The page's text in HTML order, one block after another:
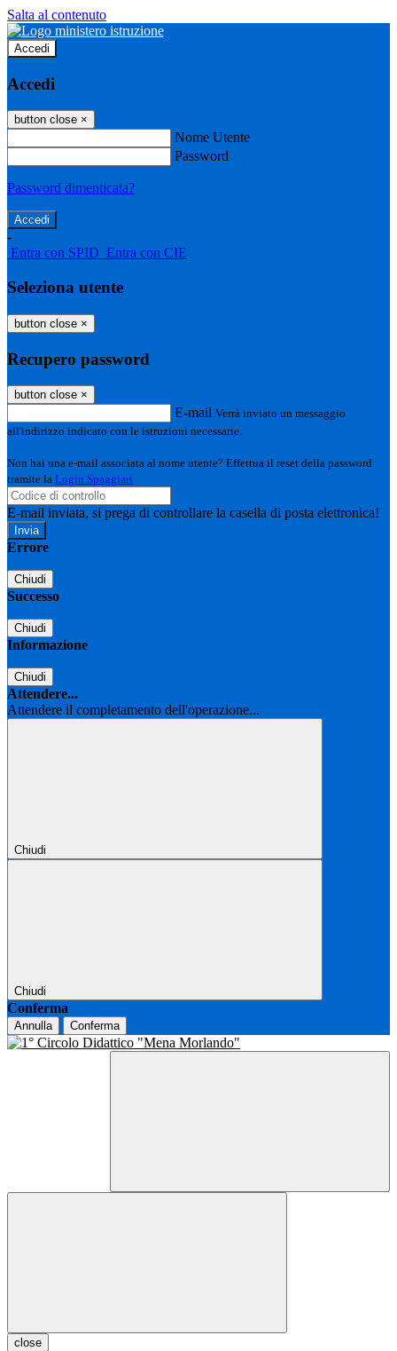
Salta al contenuto
Accedi
Accedi
button close ×
Nome Utente
Password
Password dimenticata?
-
Entra con SPID Entra con CIE
Seleziona utente
button close ×
Recupero password
button close ×
E-mail Verrà inviato un messaggio
all'indirizzo indicato con le istruzioni necessarie.
Non hai una e-mail associata al nome utente? Effettua il reset della password
tramite la Login Spaggiari
E-mail inviata, si prega di controllare la casella di posta elettronica!
Errore
Chiudi
Successo
Chiudi
Informazione
Chiudi
Attendere...
Attendere il completamento dell'operazione...
Chiudi
Chiudi
Conferma
Annulla Conferma
close